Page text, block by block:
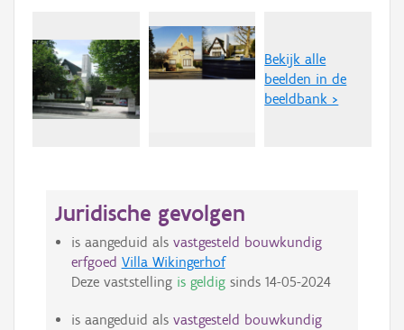
Bekijk alle
beelden in de
beeldbank >
Juridische gevolgen
is aangeduid als vastgesteld bouwkundig
erfgoed Villa Wikingerhof
Deze vaststelling is geldigsinds 14-05-2024
is aangeduid als vastgesteld bouwkundig